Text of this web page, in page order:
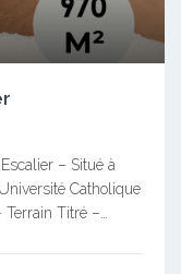
– Situé à
Catholique
Titré –…